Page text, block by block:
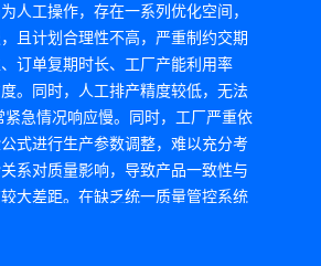
人工操作，存在一系列优化空间，
且计划合理性不高，严重制约交期
订单复期时长、工厂产能利用率
。同时，人工排产精度较低，无法
急情况响应慢。同时，工厂严重依
式进行生产参数调整，难以充分考
系对质量影响，导致产品一致性与
大差距。在缺乏统一质量管控系统